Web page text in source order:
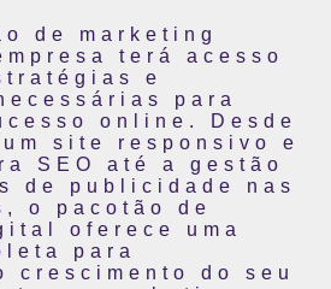
de marketing
terá acesso
e
para
online. Desde
site responsivo e
SEO até a gestão
de publicidade nas
o pacotão de
oferece uma
para
crescimento do seu